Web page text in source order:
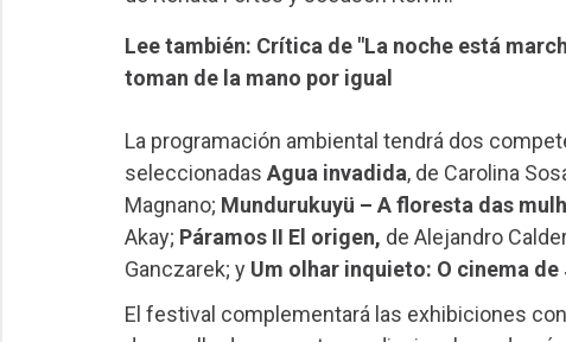
Lee también: Crítica de "La noche está
toman de la mano por igual
La programación ambiental tendrá dos
seleccionadas Agua invadida, de Carolina
Magnano; Mundurukuyü – A floresta das
Akay; Páramos II El origen, de Alejandro
Ganczarek; y Um olhar inquieto: O cinema
El festival complementará las exhibiciones